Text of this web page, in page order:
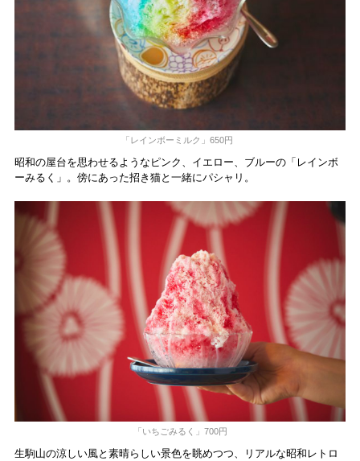
「レインボーミルク」650円
昭和の屋台を思わせるようなピンク、イエロー、ブルーの「レインボ
ーみるく」。傍にあった招き猫と一緒にパシャリ。
「いちごみるく」700円
生駒山の涼しい風と素晴らしい景色を眺めつつ、リアルな昭和レトロ